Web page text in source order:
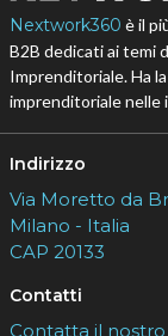
Nextwork360 è il
B2B dedicati ai temi
Imprenditoriale. Ha
imprenditoriale nelle
Indirizzo
Via Moretto da
Milano - Italia
CAP 20133
Contatti
Contatta il